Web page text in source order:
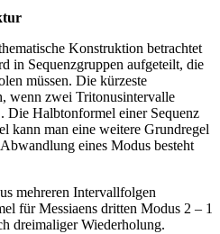
Konstruktion betrachtet
in Sequenzgruppen aufgeteilt, die
müssen. Die kürzeste
wenn zwei Tritonusintervalle
Die Halbtonformel einer Sequenz
kann man eine weitere Grundregel
eines Modus besteht
mehreren Intervallfolgen
für Messiaens dritten Modus 2 – 1
dreimaliger Wiederholung.